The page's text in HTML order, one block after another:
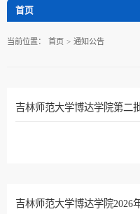
首页
当前位置： 首页 > 通知公告
吉林师范大学博达学院2026